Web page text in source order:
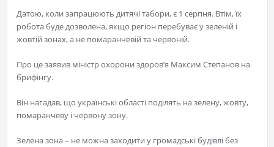
Датою, коли запрацюють дитячі табори, є 1 серпня. Втім, їх
робота буде дозволена, якщо регіон перебуває у зеленій і
жовтій зонах, а не помаранчевій та червоній.
Про це заявив міністр охорони здоров’я Максим Степанов на
брифінгу.
Він нагадав, що українські області поділять на зелену, жовту,
помаранчеву і червону зону.
Зелена зона – не можна заходити у громадські будівлі без